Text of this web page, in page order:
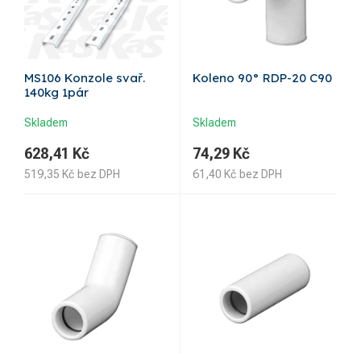
MS106 Konzole svař.
140kg 1pár
Skladem
628,41 Kč
519,35 Kč bez DPH
Koleno 90° RDP-20 C90
Skladem
74,29 Kč
61,40 Kč bez DPH